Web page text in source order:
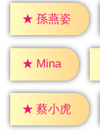
★ 孫燕姿
★ Mina
★ 蔡小虎